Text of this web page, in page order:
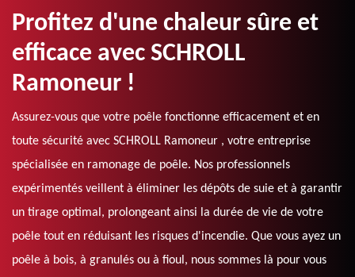
Profitez d'une chaleur sûre et
efficace avec SCHROLL
Ramoneur !
Assurez-vous que votre poêle fonctionne efficacement et en
toute sécurité avec SCHROLL Ramoneur , votre entreprise
spécialisée en ramonage de poêle. Nos professionnels
expérimentés veillent à éliminer les dépôts de suie et à garantir
un tirage optimal, prolongeant ainsi la durée de vie de votre
poêle tout en réduisant les risques d'incendie. Que vous ayez un
poêle à bois, à granulés ou à fioul, nous sommes là pour vous